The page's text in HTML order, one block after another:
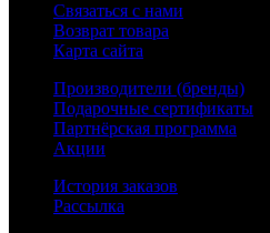
Связаться с нами
Возврат товара
Карта сайта
Производители (бренды)
Подарочные сертификаты
Партнёрская программа
Акции
История заказов
Рассылка